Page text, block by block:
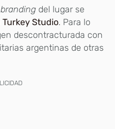
branding del lugar se
Turkey Studio. Para lo
descontracturada con
argentinas de otras